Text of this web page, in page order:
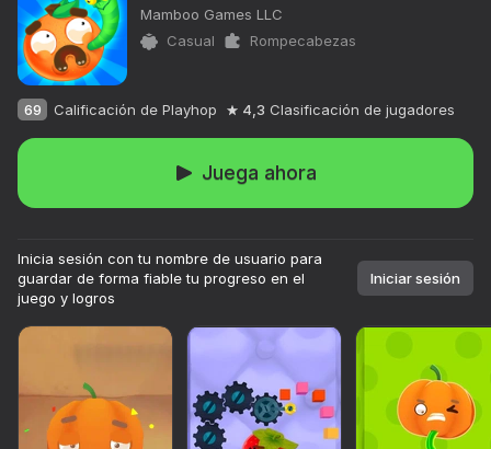
Mamboo Games LLC
Casual
Rompecabezas
69 Calificación de Playhop 4,3 Clasificación de jugadores
Juega ahora
Inicia sesión con tu nombre de usuario para
guardar de forma fiable tu progreso en el
juego y logros
Iniciar sesión